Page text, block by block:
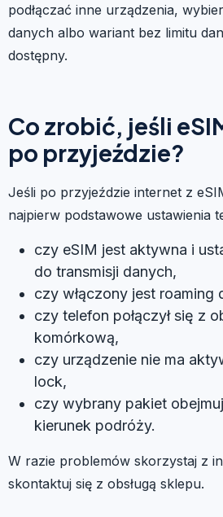
podłączać inne urządzenia,
danych albo wariant bez limitu
dostępny.
Co zrobić, jeśli
po przyjeździe?
Jeśli po przyjeździe internet z
najpierw podstawowe ustawienia
czy eSIM jest aktywna i
do transmisji danych,
czy włączony jest roaming
czy telefon połączył się z
komórkową,
czy urządzenie nie ma
lock,
czy wybrany pakiet
kierunek podróży.
W razie problemów skorzystaj z
skontaktuj się z obsługą sklepu.